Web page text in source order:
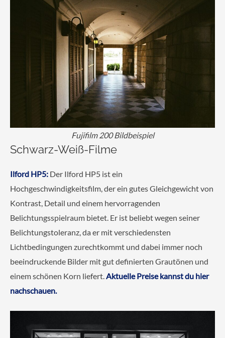
Fujifilm 200 Bildbeispiel
Schwarz-Weiß-Filme
Ilford HP5: Der Ilford HP5 ist ein
Hochgeschwindigkeitsfilm, der ein gutes Gleichgewicht von
Kontrast, Detail und einem hervorragenden
Belichtungsspielraum bietet. Er ist beliebt wegen seiner
Belichtungstoleranz, da er mit verschiedensten
Lichtbedingungen zurechtkommt und dabei immer noch
beeindruckende Bilder mit gut definierten Grautönen und
einem schönen Korn liefert.Aktuelle Preise kannst du hier
nachschauen.